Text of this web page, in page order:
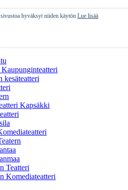
Kapsäkki
Teatteri
Komediateatteri
hyväksyt niiden käytön Lue lisää